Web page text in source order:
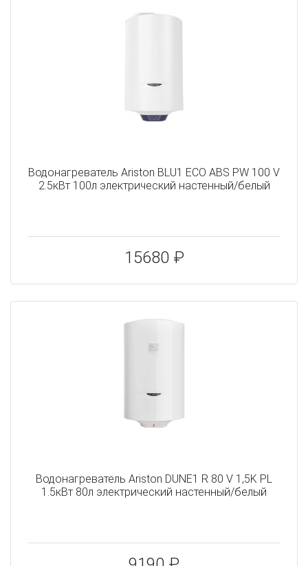
Водонагреватель Ariston BLU1 ECO ABS PW 100 V
2.5кВт 100л электрический настенный/белый
15680 ₽
Водонагреватель Ariston DUNE1 R 80 V 1,5K PL
1.5кВт 80л электрический настенный/белый